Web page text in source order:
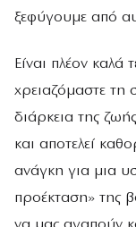
ξεφύγουμε από
Είναι πλέον καλά
χρειαζόμαστε τη
διάρκεια της
και αποτελεί
ανάγκη για μια
προέκταση» της